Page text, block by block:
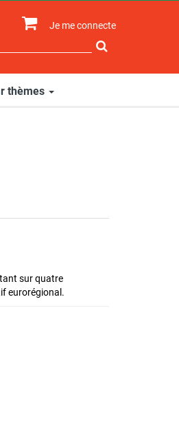
Je me connecte
thèmes
sur quatre
eurorégional.